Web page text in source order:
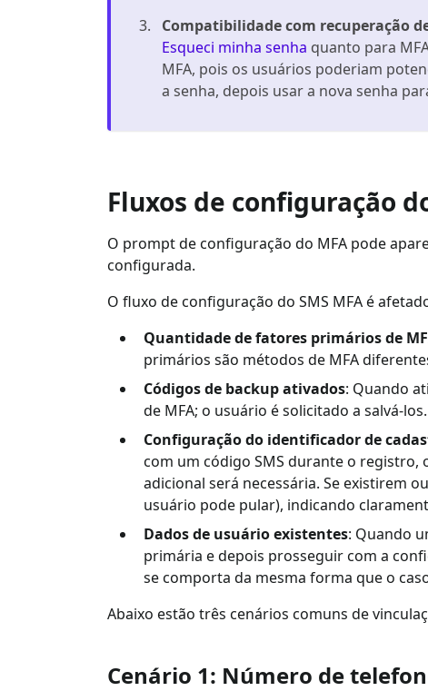
Compatibilidade com recuperação
Esqueci minha senha quanto para
MFA, pois os usuários poderiam
a senha, depois usar a nova senha
Fluxos de configuração
O prompt de configuração do MFA pode
configurada.
O fluxo de configuração do SMS MFA é
Quantidade de fatores primários de
primários são métodos de MFA
Códigos de backup ativados: Quando
de MFA; o usuário é solicitado a salvá-los.
Configuração do identificador de
com um código SMS durante o registro,
adicional será necessária. Se existirem
usuário pode pular), indicando
Dados de usuário existentes: Quando
primária e depois prosseguir com a
se comporta da mesma forma que o
Abaixo estão três cenários comuns de
Cenário 1: Número de